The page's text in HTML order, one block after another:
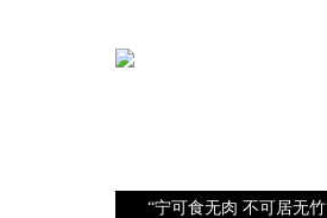
“宁可食无肉 不可居无竹